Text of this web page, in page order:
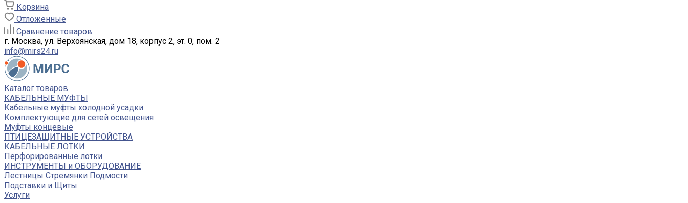
Корзина
Отложенные
Сравнение товаров
г. Москва, ул. Верхоянская, дом 18, корпус 2, эт. 0, пом. 2
info@mirs24.ru
Каталог товаров
КАБЕЛЬНЫЕ МУФТЫ
Кабельные муфты холодной усадки
Комплектующие для сетей освещения
Муфты концевые
ПТИЦЕЗАЩИТНЫЕ УСТРОЙСТВА
КАБЕЛЬНЫЕ ЛОТКИ
Перфорированные лотки
ИНСТРУМЕНТЫ и ОБОРУДОВАНИЕ
Лестницы Стремянки Подмости
Подставки и Щиты
Услуги